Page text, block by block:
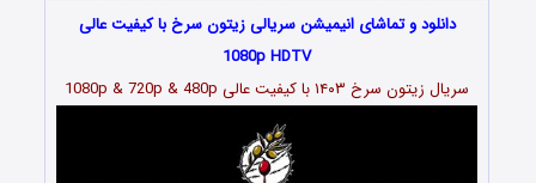
دانلود و تماشای انیمیشن سریالی زیتون سرخ با کیفیت عالی
1080p HDTV
سریال زیتون سرخ ۱۴۰۳ با کیفیت عالی 1080p & 720p & 480p